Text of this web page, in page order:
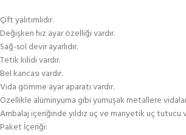
Çift yalıtımlıdır.
Değişken hız ayar özelliği vardır.
Sağ-sol devir ayarlıdır.
Tetik kilidi vardır.
Bel kancası vardır.
Vida gömme ayar aparatı vardır.
Özellikle alüminyuma gibi yumuşak metallere
Ambalaj içeriğinde yıldız uç ve manyetik uç tutucu
Paket İçeriği: